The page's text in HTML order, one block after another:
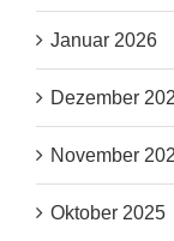
Januar 2026
Dezember
November
Oktober 2025